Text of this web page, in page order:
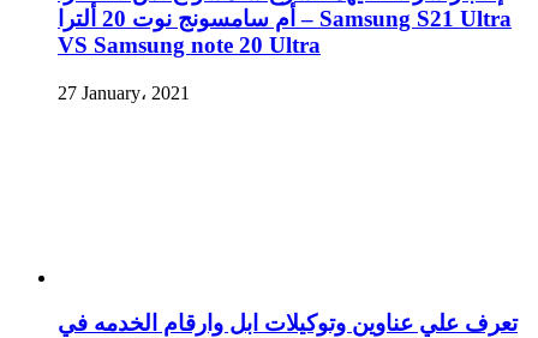
أم سامسونج نوت 20 ألترا – Samsung S21 Ultra
VS Samsung note 20 Ultra
27 January، 2021
تعرف علي عناوين وتوكيلات ابل وارقام الخدمه في